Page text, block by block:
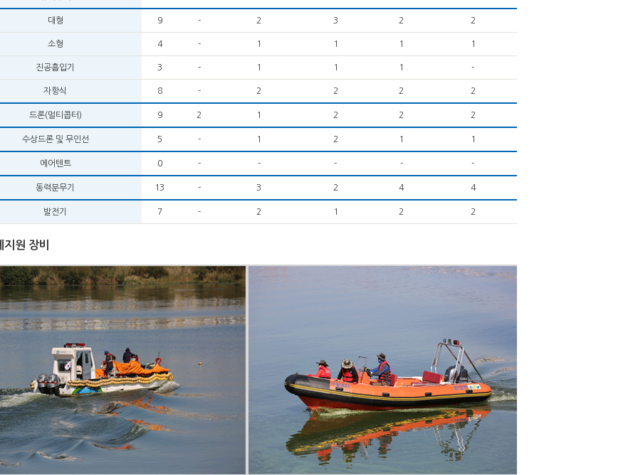
대형 9 - 2 3 2 2
소형 4 - 1 1 1 1
진공흡입기 3 - 1 1 1 -
자항식 8 - 2 2 2 2
드론(멀티콥터) 9 2 1 2 2 2
수상드론 및 무인선 5 - 1 2 1 1
에어텐트 0 - - - - -
동력분무기 13 - 3 2 4 4
발전기 7 - 2 1 2 2
지원 장비